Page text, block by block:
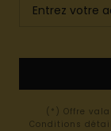
(*) Offre
Conditions